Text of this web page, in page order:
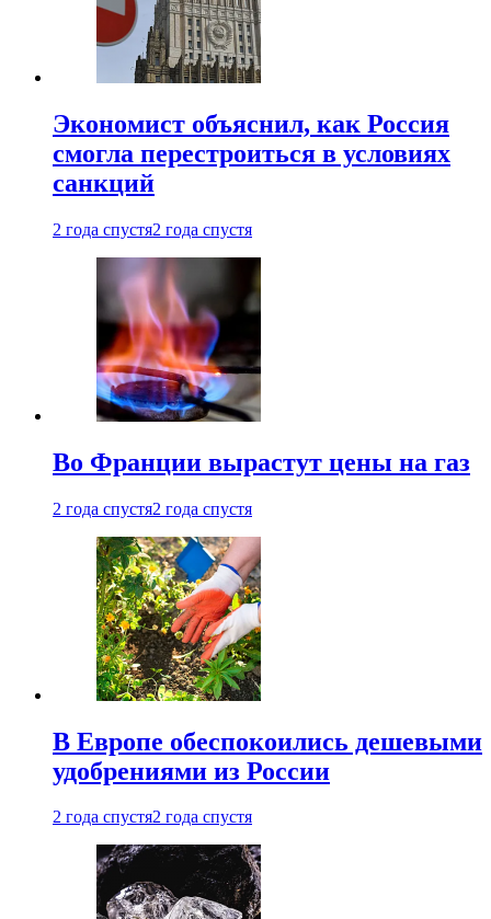
Экономист объяснил, как Россия
смогла перестроиться в условиях
санкций
2 года спустя2 года спустя
Во Франции вырастут цены на газ
2 года спустя2 года спустя
В Европе обеспокоились дешевыми
удобрениями из России
2 года спустя2 года спустя